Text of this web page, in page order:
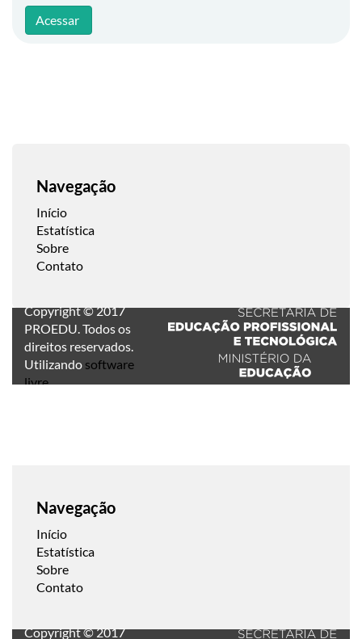
Acessar
Navegação
Início
Estatística
Sobre
Contato
Copyright © 2017
PROEDU. Todos os
direitos reservados.
Utilizando software
livre.
Navegação
Início
Estatística
Sobre
Contato
Copyright © 2017